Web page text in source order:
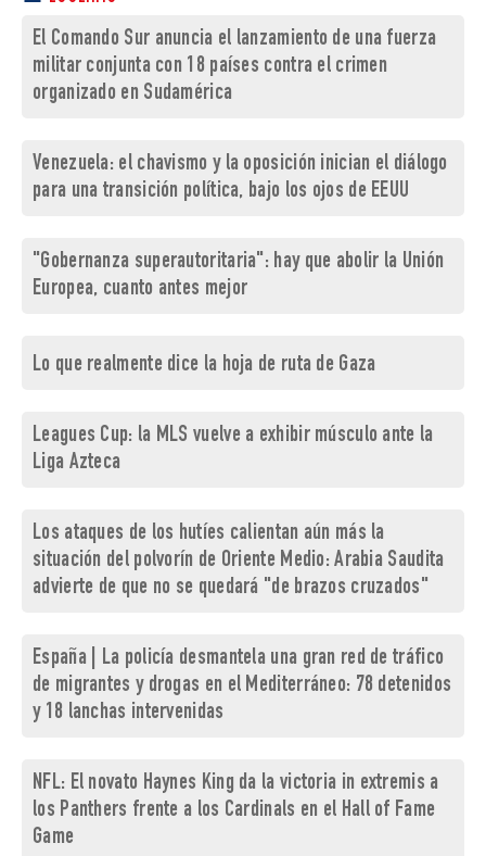
El Comando Sur anuncia el lanzamiento de una fuerza
militar conjunta con 18 países contra el crimen
organizado en Sudamérica
Venezuela: el chavismo y la oposición inician el diálogo
para una transición política, bajo los ojos de EEUU
"Gobernanza superautoritaria": hay que abolir la Unión
Europea, cuanto antes mejor
Lo que realmente dice la hoja de ruta de Gaza
Leagues Cup: la MLS vuelve a exhibir músculo ante la
Liga Azteca
Los ataques de los hutíes calientan aún más la
situación del polvorín de Oriente Medio: Arabia Saudita
advierte de que no se quedará "de brazos cruzados"
España | La policía desmantela una gran red de tráfico
de migrantes y drogas en el Mediterráneo: 78 detenidos
y 18 lanchas intervenidas
NFL: El novato Haynes King da la victoria in extremis a
los Panthers frente a los Cardinals en el Hall of Fame
Game